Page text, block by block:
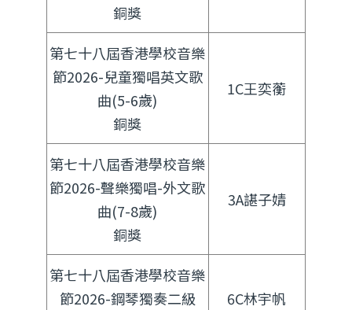
銅獎
第七十八屆香港學校音樂
節2026-兒童獨唱英文歌
曲(5-6歲)
銅獎
1C王奕蘅
第七十八屆香港學校音樂
節2026-聲樂獨唱-外文歌
曲(7-8歲)
銅獎
3A諶子婧
第七十八屆香港學校音樂
節2026-鋼琴獨奏二級
6C林宇帆